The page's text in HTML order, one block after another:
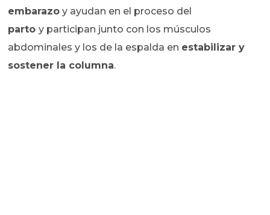
embarazo y ayudan en el proceso del
partoy participan junto con los músculos
abdominales y los de la espalda en estabilizar y
sostener la columna.